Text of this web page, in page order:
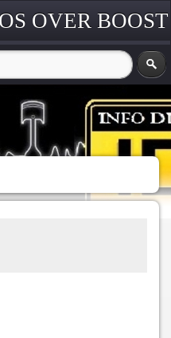
OVER BOOST